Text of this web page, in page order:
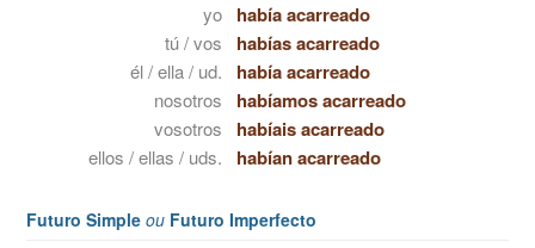
yo había acarreado
tú / vos habías acarreado
él / ella / ud. había acarreado
nosotros habíamos acarreado
vosotros habíais acarreado
ellos / ellas / uds. habían acarreado
Futuro Simple ou Futuro Imperfecto